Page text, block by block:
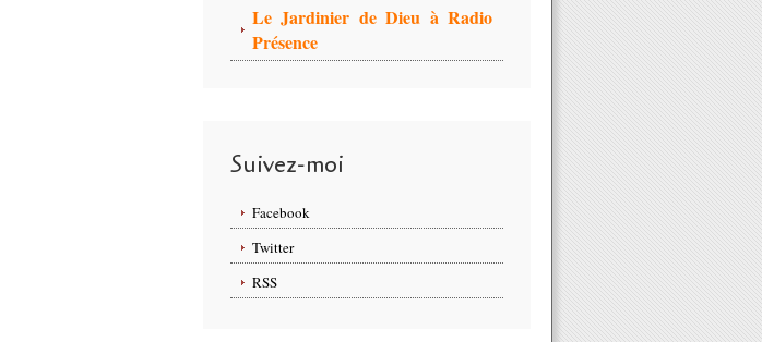
Le Jardinier de Dieu à Radio
Présence
Suivez-moi
Facebook
Twitter
RSS